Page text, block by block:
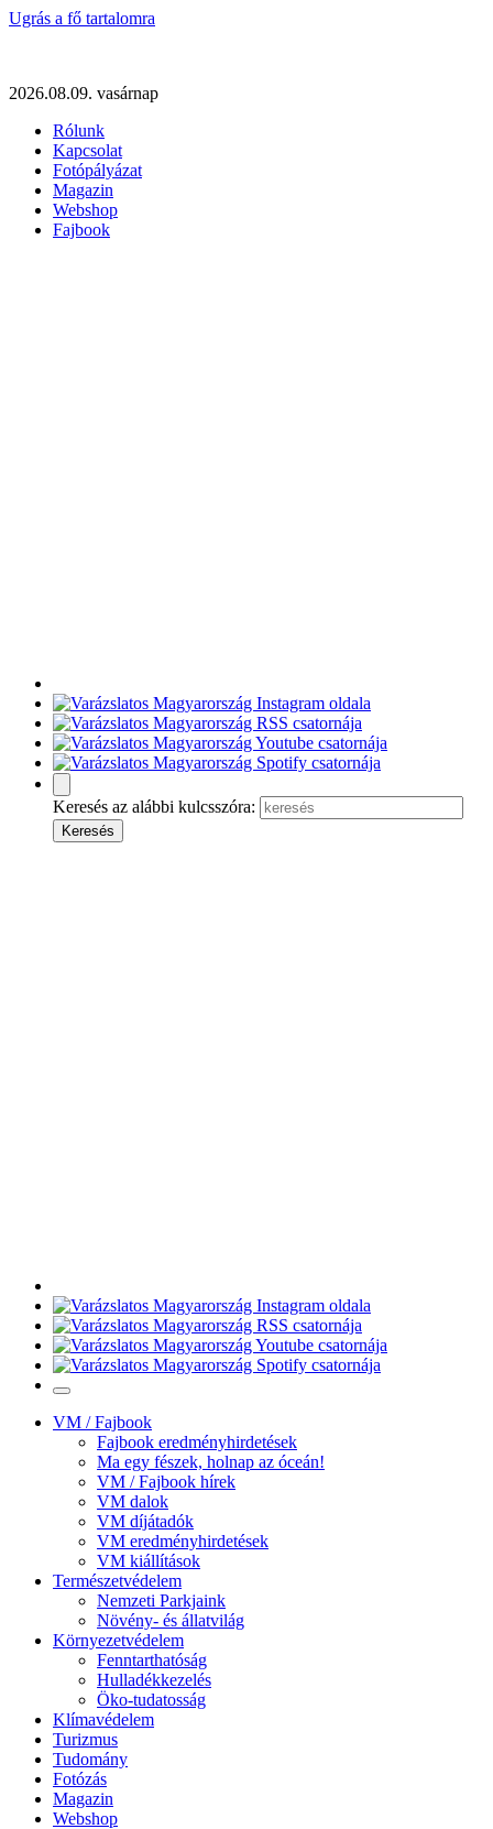
Ugrás a fő tartalomra
2026.08.09. vasárnap
Rólunk
Kapcsolat
Fotópályázat
Magazin
Webshop
Fajbook
Keresés az alábbi kulcsszóra:
VM / Fajbook
Fajbook eredményhirdetések
Ma egy fészek, holnap az óceán!
VM / Fajbook hírek
VM dalok
VM díjátadók
VM eredményhirdetések
VM kiállítások
Természetvédelem
Nemzeti Parkjaink
Növény- és állatvilág
Környezetvédelem
Fenntarthatóság
Hulladékkezelés
Öko-tudatosság
Klímavédelem
Turizmus
Tudomány
Fotózás
Magazin
Webshop